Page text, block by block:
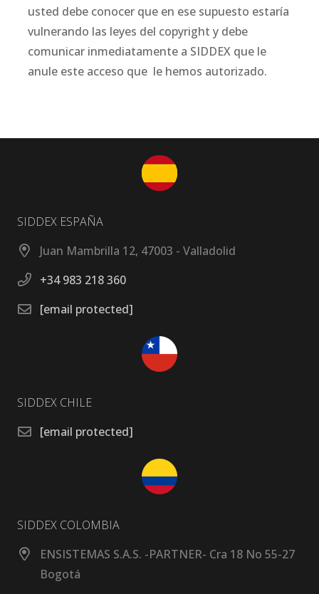
usted debe conocer que en ese supuesto estaría
vulnerando las leyes del copyright y debe
comunicar inmediatamente a SIDDEX que le
anule este acceso que le hemos autorizado.
SIDDEX ESPAÑA
Juan Mambrilla 12, 47003 - Valladolid
+34 983 218 360
[email protected]
SIDDEX CHILE
[email protected]
SIDDEX COLOMBIA
ENSISTEMAS S.A.S. -PARTNER- Cra 18 No 55-27
Bogotá